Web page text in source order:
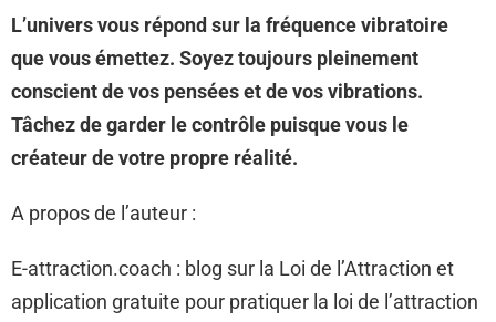
L’univers vous répond sur la fréquence vibratoire
que vous émettez. Soyez toujours pleinement
conscient de vos pensées et de vos vibrations.
Tâchez de garder le contrôle puisque vous le
créateur de votre propre réalité.
A propos de l’auteur :
E-attraction.coach : blog sur la Loi de l’Attraction et
application gratuite pour pratiquer la loi de l’attraction